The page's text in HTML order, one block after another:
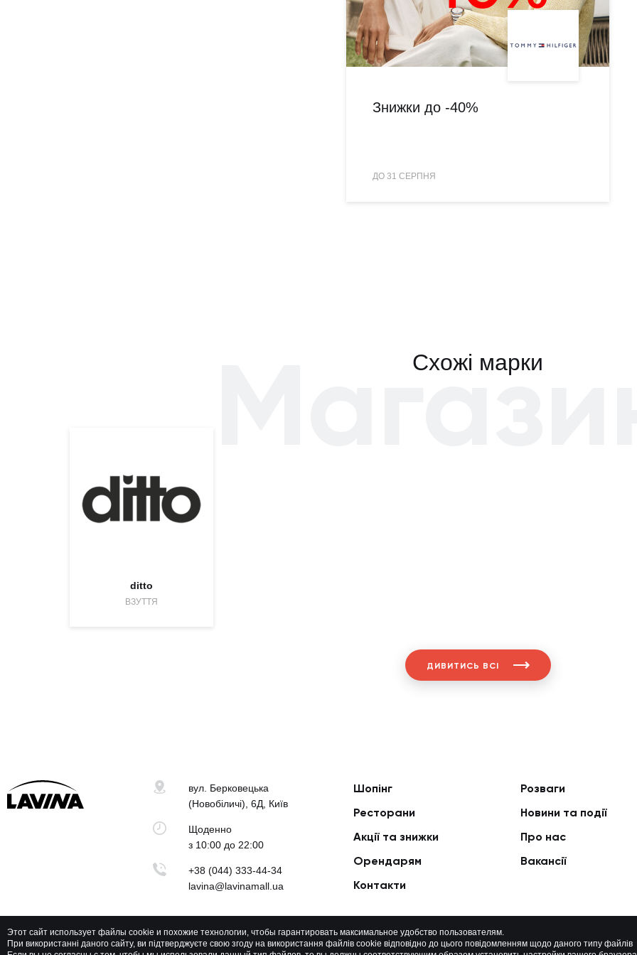
Знижки до -40%
ДО 31 СЕРПНЯ
Схожі марки
ditto
ВЗУТТЯ
ДИВИТИСЬ ВСІ
вул. Берковецька
(Новобіличі), 6Д, Київ
Щоденно
з 10:00 до 22:00
+38 (044) 333-44-34
lavina@lavinamall.ua
Шопінг
Розваги
Ресторани
Новини та події
Акції та знижки
Про нас
Орендарям
Вакансії
Контакти
Lavina Mall © 2026 Всі права захищені Політика приватності Мапа сайту
Этот сайт использует файлы cookie и похожие технологии, чтобы гарантировать максимальное удобство пользователям.
При використанні даного сайту, ви підтверджуєте свою згоду на використання файлів cookie відповідно до цього повідомленням щодо даного типу файлів